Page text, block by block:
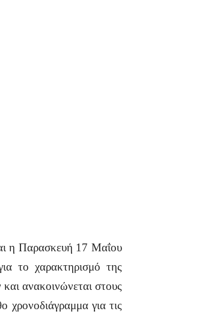
η Παρασκευή 17 Μαΐου
το χαρακτηρισμό της
ανακοινώνεται στους
για τις